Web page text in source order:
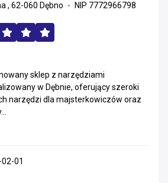
, 62-060 Dębno NIP 7772966798
sklep z narzędziami
w Dębnie, oferujący szeroki
narzędzi dla majsterkowiczów oraz
01